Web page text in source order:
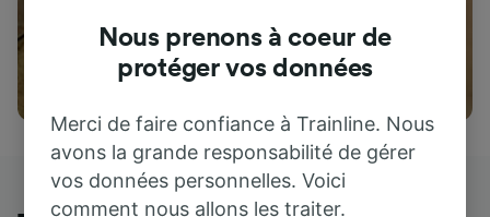
Attractions
Nous prenons à coeur de
protéger vos données
Merci de faire confiance à Trainline. Nous
avons la grande responsabilité de gérer
vos données personnelles. Voici
comment nous allons les traiter.